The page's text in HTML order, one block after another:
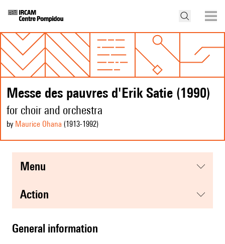
Messe des pauvres d'Erik Satie (1990)
for choir and orchestra
by Maurice Ohana (1913-1992)
menu
action
general information